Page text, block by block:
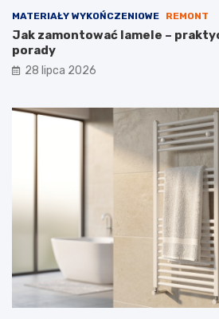
MATERIAŁY WYKOŃCZENIOWE REMONT
Jak zamontować lamele –
porady
28 lipca 2026